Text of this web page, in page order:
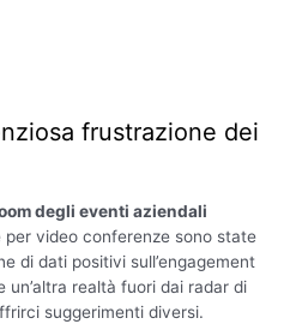
frustrazione dei
degli eventi aziendali
video conferenze sono state
di dati positivi sull’engagement
realtà fuori dai radar di
suggerimenti diversi.